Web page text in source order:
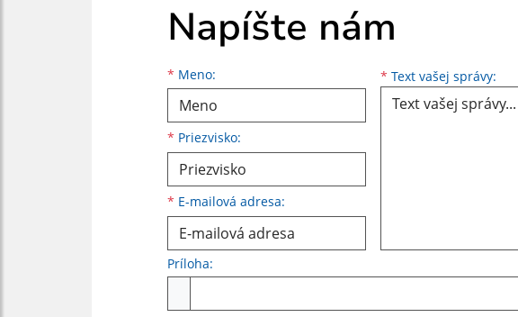
Napíšte nám
* Meno:
Meno
* Priezvisko:
Priezvisko
* E-mailová adresa:
E-mailová adresa * Text vašej správy:
Príloha: